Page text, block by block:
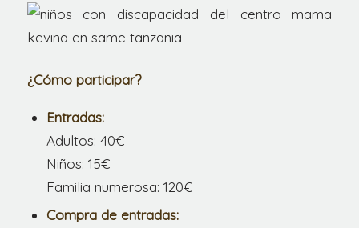
¿Cómo participar?
Entradas:
Adultos: 40€
Niños: 15€
Familia numerosa: 120€
Compra de entradas: